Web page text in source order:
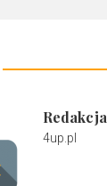
Redakcja
4up.pl